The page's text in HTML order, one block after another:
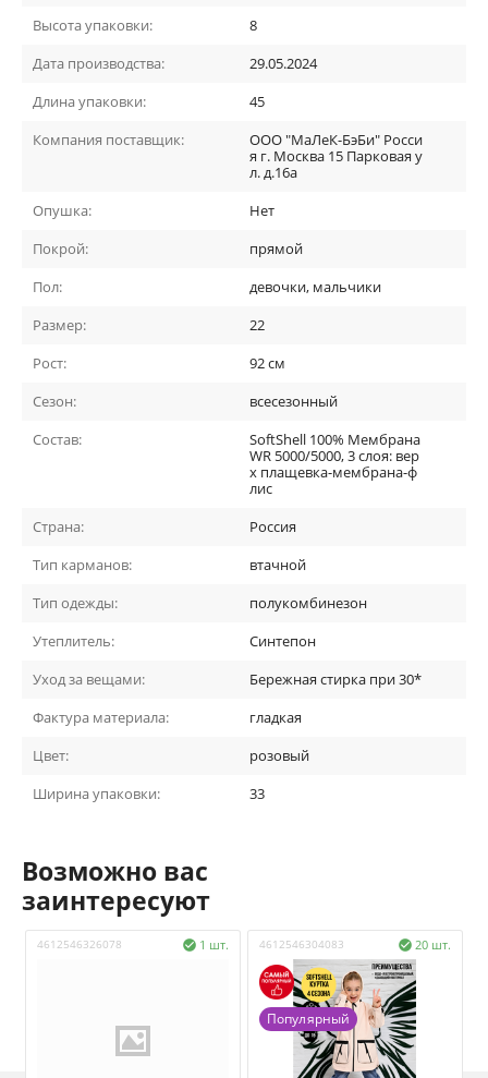
Высота упаковки:
8
Дата производства:
29.05.2024
Длина упаковки:
45
Компания поставщик:
ООО "МаЛеК-БэБи" Росси
я г. Москва 15 Парковая у
л. д.16а
Опушка:
Нет
Покрой:
прямой
Пол:
девочки, мальчики
Размер:
22
Рост:
92 см
Сезон:
всесезонный
Состав:
SoftShell 100% Мембрана
WR 5000/5000, 3 слоя: вер
х плащевка-мембрана-ф
лис
Страна:
Россия
Тип карманов:
втачной
Тип одежды:
полукомбинезон
Утеплитель:
Синтепон
Уход за вещами:
Бережная стирка при 30*
Фактура материала:
гладкая
Цвет:
розовый
Ширина упаковки:
33
Возможно вас
заинтересуют
4612546326078 1 шт.
 4612546304083 20 шт.

Популярный